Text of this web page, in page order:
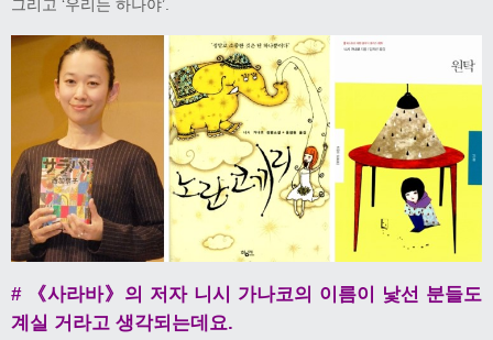
그리고 ‘우리는 하나야’.
# 《사라바》의 저자 니시 가나코의 이름이 낯선 분들도
계실 거라고 생각되는데요.